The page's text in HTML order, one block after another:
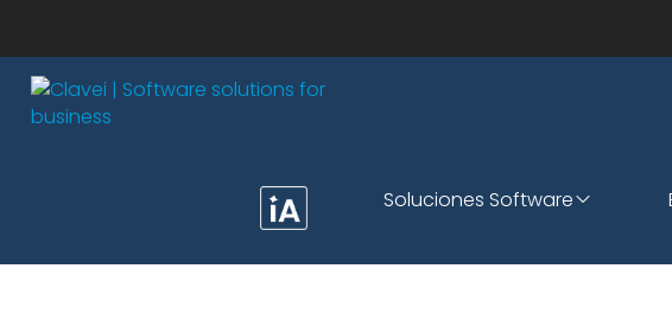
Soluciones Software